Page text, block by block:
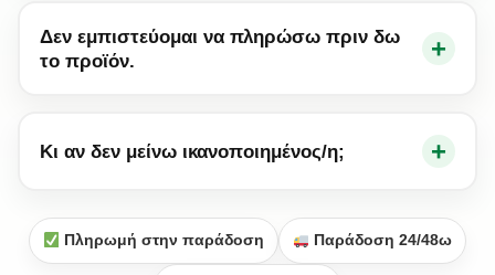
Δεν εμπιστεύομαι να πληρώσω πριν δω
το προϊόν.
+
Κι αν δεν μείνω ικανοποιημένος/η; +
Πληρωμή στην παράδοση Παράδοση 24/48ω